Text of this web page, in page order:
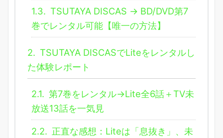
1.3. TSUTAYA DISCAS → BD/DVD第7
巻でレンタル可能【唯一の方法】
2. TSUTAYA DISCASでLiteをレンタルし
た体験レポート
2.1. 第7巻をレンタル→Lite全6話＋TV未
放送13話を一気見
2.2. 正直な感想：Liteは「息抜き」、未